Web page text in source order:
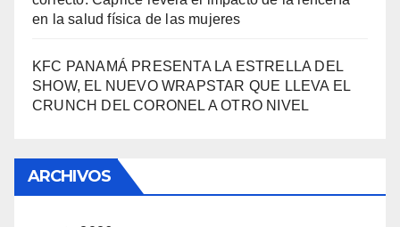
en la salud física de las mujeres
KFC PANAMÁ PRESENTA LA ESTRELLA DEL
SHOW, EL NUEVO WRAPSTAR QUE LLEVA EL
CRUNCH DEL CORONEL A OTRO NIVEL
ARCHIVOS